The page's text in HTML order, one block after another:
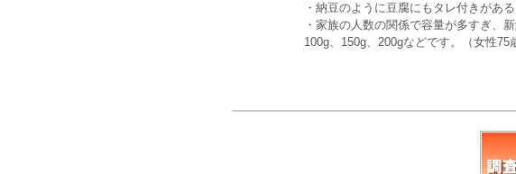
・納豆のように豆腐にもタレ付きがあ
・家族の人数の関係で容量が多すぎ、
100g、150g、200gなどです。（女性75